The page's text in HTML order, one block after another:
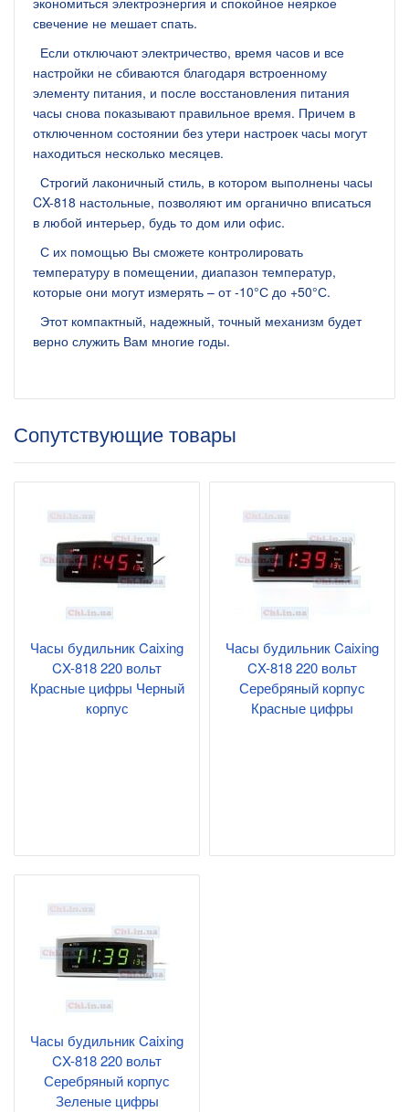
свечение не мешает спать.
Если отключают электричество, время часов и все
настройки не сбиваются благодаря встроенному
элементу питания, и после восстановления питания
часы снова показывают правильное время. Причем в
отключенном состоянии без утери настроек часы могут
находиться несколько месяцев.
Строгий лаконичный стиль, в котором выполнены часы
CX-818 настольные, позволяют им органично вписаться
в любой интерьер, будь то дом или офис.
С их помощью Вы сможете контролировать
температуру в помещении, диапазон температур,
которые они могут измерять – от -10°С до +50°С.
Этот компактный, надежный, точный механизм будет
верно служить Вам многие годы.
Сопутствующие товары
Часы будильник Caixing
CX-818 220 вольт
Красные цифры Черный
корпус
Часы будильник Caixing
CX-818 220 вольт
Серебряный корпус
Красные цифры
Часы будильник Caixing
CX-818 220 вольт
Серебряный корпус
Зеленые цифры